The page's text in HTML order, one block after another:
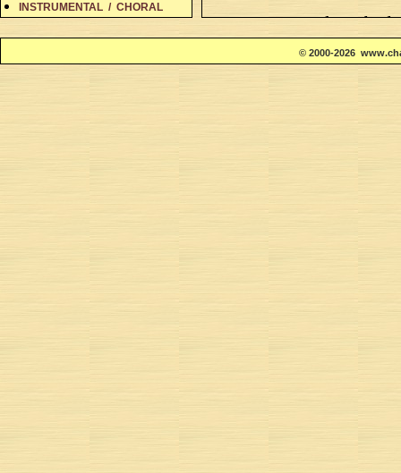
INSTRUMENTAL / CHORAL
Il tomb'
Il tomb'
© 2000-2026